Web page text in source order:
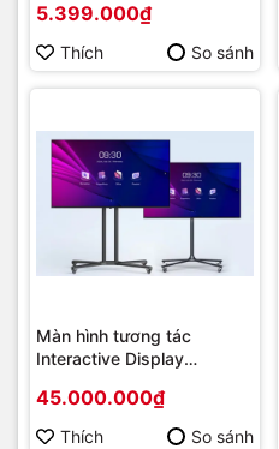
Socket AM4/ VGA
onboard)
5.399.000₫
Thích So sánh
Màn hình tương tác
Interactive Display
86 | Cấu hình cao cấp |
Hàng chính hãng
45.000.000₫
Thích So sánh